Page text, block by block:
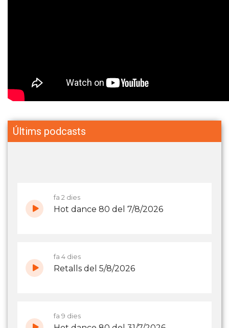
Últims podcasts